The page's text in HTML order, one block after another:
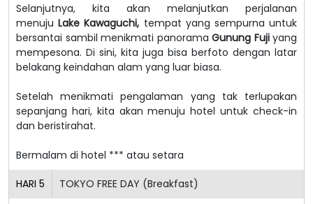
Selanjutnya, kita akan melanjutkan perjalanan
menujuLake Kawaguchi, tempat yang sempurna untuk
bersantai sambil menikmati panorama Gunung Fuji yang
mempesona. Di sini, kita juga bisa berfoto dengan latar
belakang keindahan alam yang luar biasa.
Setelah menikmati pengalaman yang tak terlupakan
sepanjang hari, kita akan menuju hotel untuk check-in
dan beristirahat.
Bermalam di hotel *** atau setara
HARI 5 TOKYO FREE DAY (Breakfast)